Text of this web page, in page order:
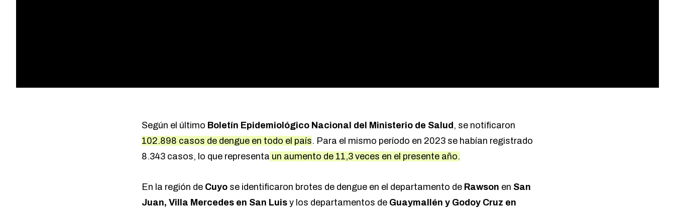
Según el último Boletín Epidemiológico Nacional del Ministerio de Salud , se notificaron
102.898 casos de dengue en todo el país. Para el mismo período en 2023 se habían registrado
8.343 casos, lo que representa un aumento de 11,3 veces en el presente año.
En la región de Cuyo se identificaron brotes de dengue en el departamento de Rawson en San
Juan, Villa Mercedes en San Luis y los departamentos de Guaymallén y Godoy Cruz en